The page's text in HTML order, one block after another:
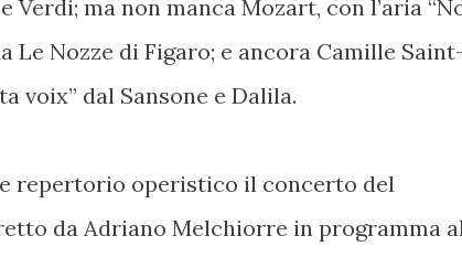
ma non manca Mozart, con l’aria
Le Nozze di Figaro; e ancora Camille
voix” dal Sansone e Dalila.
repertorio operistico il concerto del
da Adriano Melchiorre in programma